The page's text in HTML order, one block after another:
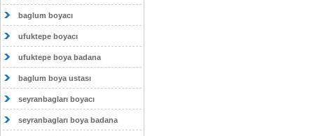
baglum boyacı
ufuktepe boyacı
ufuktepe boya badana
baglum boya ustası
seyranbagları boyacı
seyranbagları boya badana